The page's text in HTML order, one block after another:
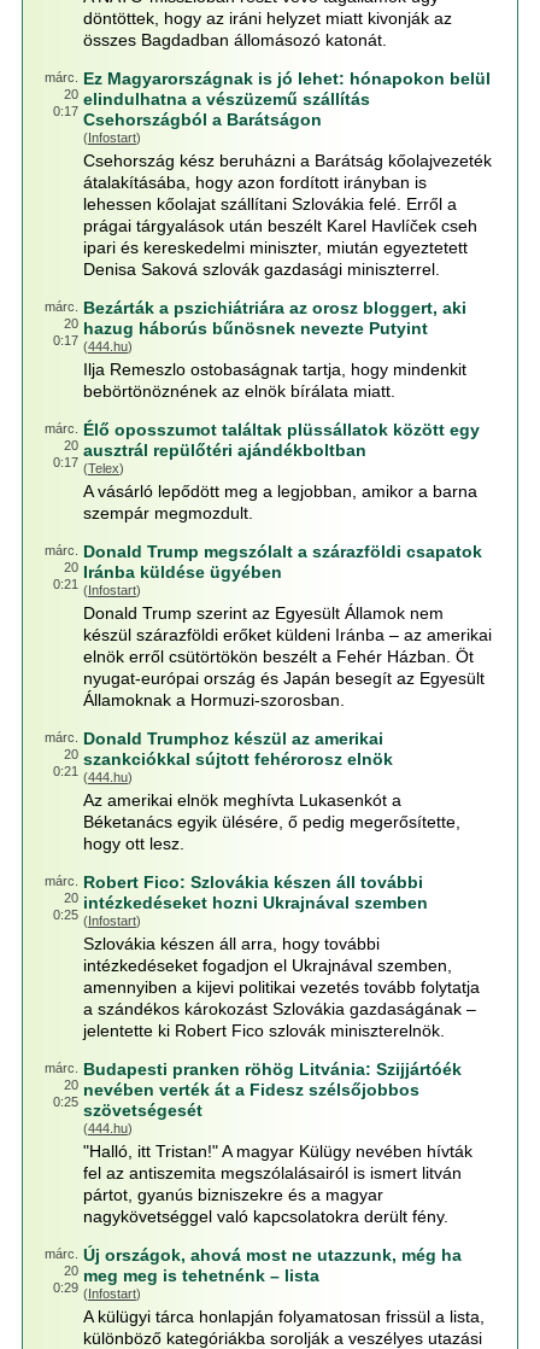
döntöttek, hogy az iráni helyzet miatt kivonják az
összes Bagdadban állomásozó katonát.
márc.
20
0:17
Ez Magyarországnak is jó lehet: hónapokon belül
elindulhatna a vészüzemű szállítás
Csehországból a Barátságon
(Infostart)
Csehország kész beruházni a Barátság kőolajvezeték
átalakításába, hogy azon fordított irányban is
lehessen kőolajat szállítani Szlovákia felé. Erről a
prágai tárgyalások után beszélt Karel Havlíček cseh
ipari és kereskedelmi miniszter, miután egyeztetett
Denisa Saková szlovák gazdasági miniszterrel.
márc.
20
0:17
Bezárták a pszichiátriára az orosz bloggert, aki
hazug háborús bűnösnek nevezte Putyint
(444.hu)
Ilja Remeszlo ostobaságnak tartja, hogy mindenkit
bebörtönöznének az elnök bírálata miatt.
márc.
20
0:17
Élő oposszumot találtak plüssállatok között egy
ausztrál repülőtéri ajándékboltban
(Telex)
A vásárló lepődött meg a legjobban, amikor a barna
szempár megmozdult.
márc.
20
0:21
Donald Trump megszólalt a szárazföldi csapatok
Iránba küldése ügyében
(Infostart)
Donald Trump szerint az Egyesült Államok nem
készül szárazföldi erőket küldeni Iránba – az amerikai
elnök erről csütörtökön beszélt a Fehér Házban. Öt
nyugat-európai ország és Japán besegít az Egyesült
Államoknak a Hormuzi-szorosban.
márc.
20
0:21
Donald Trumphoz készül az amerikai
szankciókkal sújtott fehérorosz elnök
(444.hu)
Az amerikai elnök meghívta Lukasenkót a
Béketanács egyik ülésére, ő pedig megerősítette,
hogy ott lesz.
márc.
20
0:25
Robert Fico: Szlovákia készen áll további
intézkedéseket hozni Ukrajnával szemben
(Infostart)
Szlovákia készen áll arra, hogy további
intézkedéseket fogadjon el Ukrajnával szemben,
amennyiben a kijevi politikai vezetés tovább folytatja
a szándékos károkozást Szlovákia gazdaságának –
jelentette ki Robert Fico szlovák miniszterelnök.
márc.
20
0:25
Budapesti pranken röhög Litvánia: Szijjártóék
nevében verték át a Fidesz szélsőjobbos
szövetségesét
(444.hu)
"Halló, itt Tristan!" A magyar Külügy nevében hívták
fel az antiszemita megszólalásairól is ismert litván
pártot, gyanús bizniszekre és a magyar
nagykövetséggel való kapcsolatokra derült fény.
márc.
20
0:29
Új országok, ahová most ne utazzunk, még ha
meg meg is tehetnénk – lista
(Infostart)
A külügyi tárca honlapján folyamatosan frissül a lista,
különböző kategóriákba sorolják a veszélyes utazási